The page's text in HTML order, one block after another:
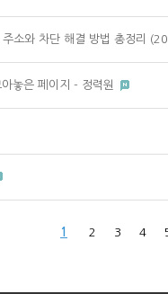
소와 차단 해결 방법 총정리
놓은 페이지 - 정력원
1 2 3 4